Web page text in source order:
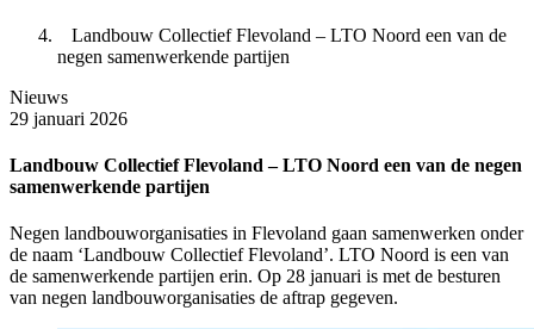
Landbouw Collectief Flevoland – LTO Noord een van de
negen samenwerkende partijen
Nieuws
29 januari 2026
Landbouw Collectief Flevoland – LTO Noord een van de negen
samenwerkende partijen
Negen landbouworganisaties in Flevoland gaan samenwerken onder
de naam ‘Landbouw Collectief Flevoland’. LTO Noord is een van
de samenwerkende partijen erin. Op 28 januari is met de besturen
van negen landbouworganisaties de aftrap gegeven.